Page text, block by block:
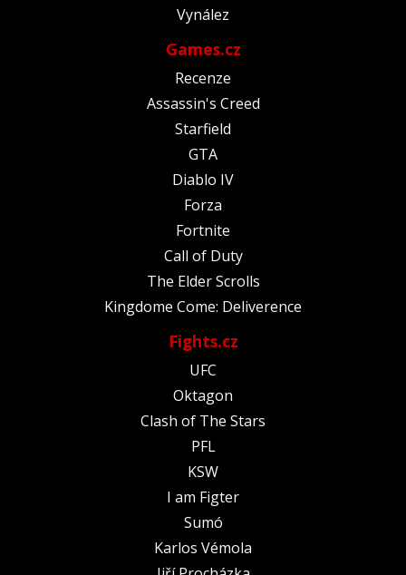
Vynález
Games.cz
Recenze
Assassin's Creed
Starfield
GTA
Diablo IV
Forza
Fortnite
Call of Duty
The Elder Scrolls
Kingdome Come: Deliverence
Fights.cz
UFC
Oktagon
Clash of The Stars
PFL
KSW
I am Figter
Sumó
Karlos Vémola